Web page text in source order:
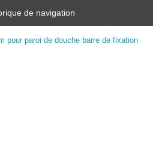
de navigation
pour paroi de douche barre de fixation